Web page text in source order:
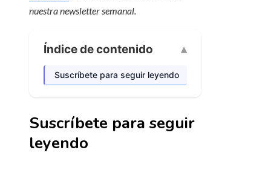
nuestra newsletter semanal
Índice de contenido
Suscríbete para seguir leyendo
Suscríbete para seguir
leyendo